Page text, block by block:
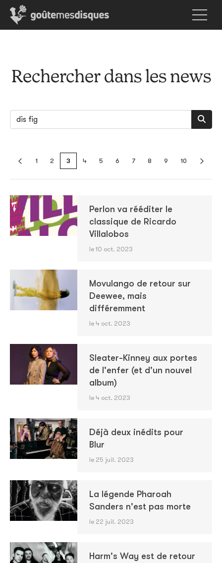
Rechercher dans les news
1 2 3 4 5 6 7 8 9 10
Perlon va rééditer le
classique de Ricardo
Villalobos
le 10 oct. 2023
Movulango de retour sur
Deewee, mais
différemment
le 4 oct. 2023
Sleater-Kinney aux portes
de l'enfer (et d'un nouvel
album)
le 4 oct. 2023
Déjà deux inédits pour
Blur
le 25 juil. 2023
La légende Pharoah
Sanders n'est pas morte
le 22 juil. 2023
Harm's Way est de retour